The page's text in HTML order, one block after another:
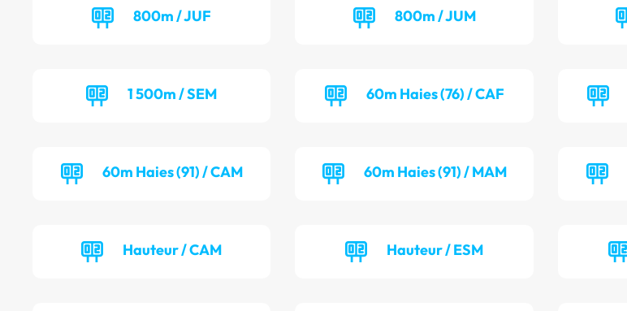
800m / JUF 800m / JUM
1 500m / SEM 60m Haies (76) / CAF
60m Haies (91) / CAM 60m Haies (91) / MAM
Hauteur / CAM Hauteur / ESM